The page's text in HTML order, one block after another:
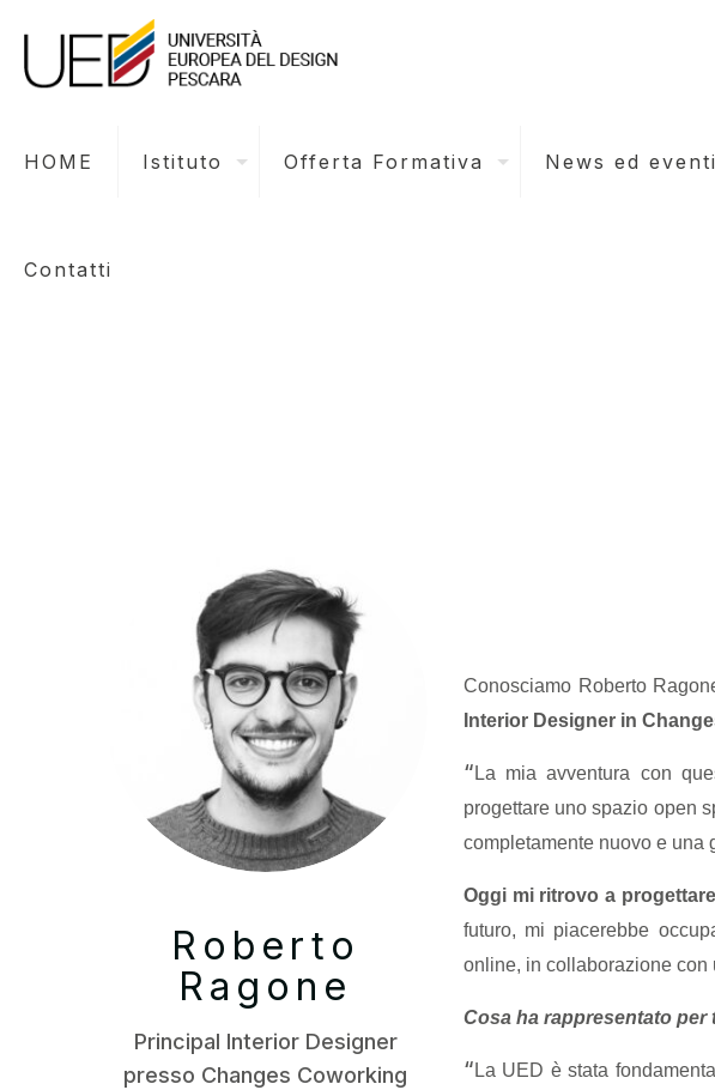
HOME Istituto Offerta Formativa News ed eventi
Contatti
Roberto
Ragone
Principal Interior Designer
presso Changes Coworking
Conosciamo Roberto
Interior Designer in
“ La mia avventura con
progettare uno spazio open
completamente nuovo e una
Oggi mi ritrovo a
futuro, mi piacerebbe
online, in collaborazione con
Cosa ha rappresentato per
“ La UED è stata